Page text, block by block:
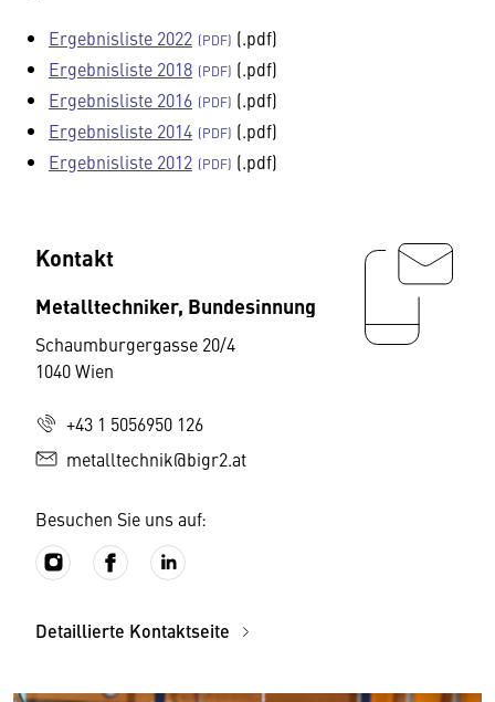
Ergebnisliste 2022
(.pdf)
Ergebnisliste 2018
(.pdf)
Ergebnisliste 2016
(.pdf)
Ergebnisliste 2014
(.pdf)
Ergebnisliste 2012
(.pdf)
Kontakt
Metalltechniker, Bundesinnung
Schaumburgergasse 20/4
1040 Wien
+43 1 5056950 126
metalltechnik@bigr2.at
Besuchen Sie uns auf:
Detaillierte Kontaktseite